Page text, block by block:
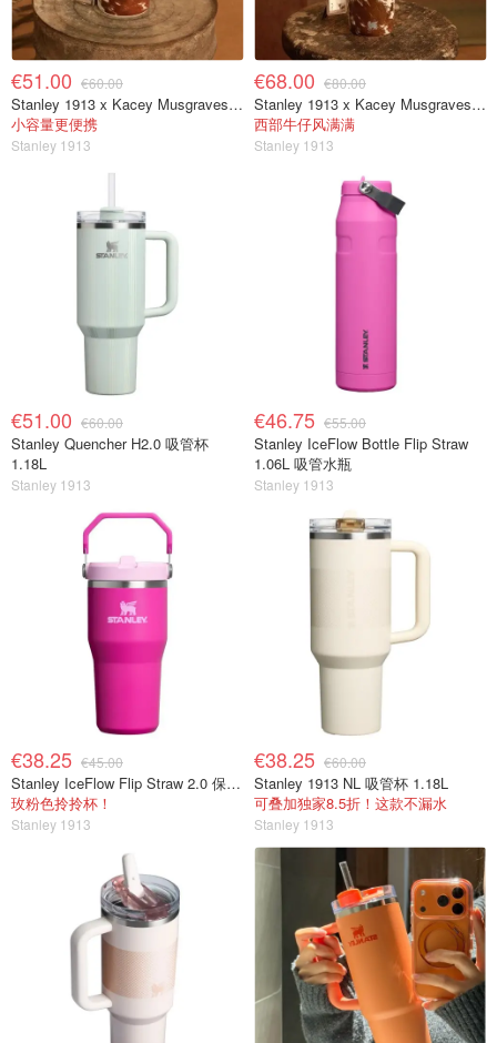
€51.00 €60.00
Stanley 1913 x Kacey Musgraves 城市马克杯 0.47L
小容量更便携
Stanley 1913
€68.00 €80.00
Stanley 1913 x Kacey Musgraves Quencher ProTour 吸管杯 1.18L
西部牛仔风满满
Stanley 1913
€51.00 €60.00
Stanley Quencher H2.0 吸管杯
1.18L
Stanley 1913
€46.75 €55.00
Stanley IceFlow Bottle Flip Straw
1.06L 吸管水瓶
Stanley 1913
€38.25 €45.00
Stanley IceFlow Flip Straw 2.0 保温杯 0.59L
玫粉色拎拎杯！
Stanley 1913
€38.25 €60.00
Stanley 1913 NL 吸管杯 1.18L
可叠加独家8.5折！这款不漏水
Stanley 1913